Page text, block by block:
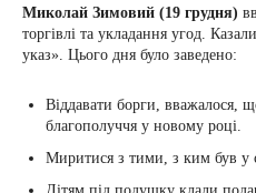
Миколай Зимовий (19 грудня)
торгівлі та укладання угод.
указ». Цього дня було заведено:
Віддавати борги, вважалося,
благополуччя у новому році.
Миритися з тими, з ким був у